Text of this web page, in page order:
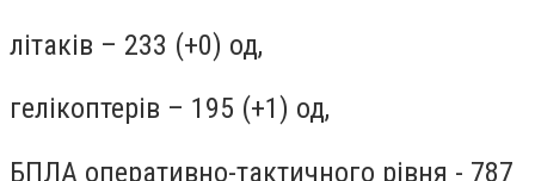
літаків – 233 (+0) од,
гелікоптерів – 195 (+1) од,
БПЛА оперативно-тактичного рівня - 787